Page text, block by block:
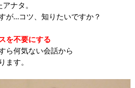
ナタ。
が…コツ、知りたいですか？
を不要にする
ら何気ない会話から
ます。